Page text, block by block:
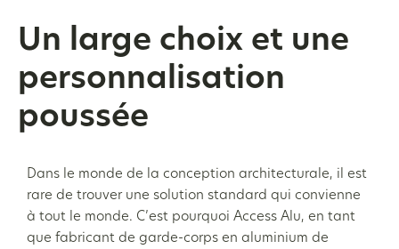
Un large choix et une
personnalisation
poussée
Dans le monde de la conception architecturale, il est
rare de trouver une solution standard qui convienne
à tout le monde. C’est pourquoi Access Alu, en tant
que fabricant de garde-corps en aluminium de